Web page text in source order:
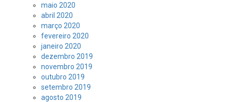
maio 2020
abril 2020
março 2020
fevereiro 2020
janeiro 2020
dezembro 2019
novembro 2019
outubro 2019
setembro 2019
agosto 2019